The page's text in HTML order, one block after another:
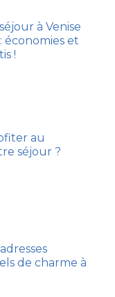
à Venise
économies et
!
au
séjour ?
de charme à